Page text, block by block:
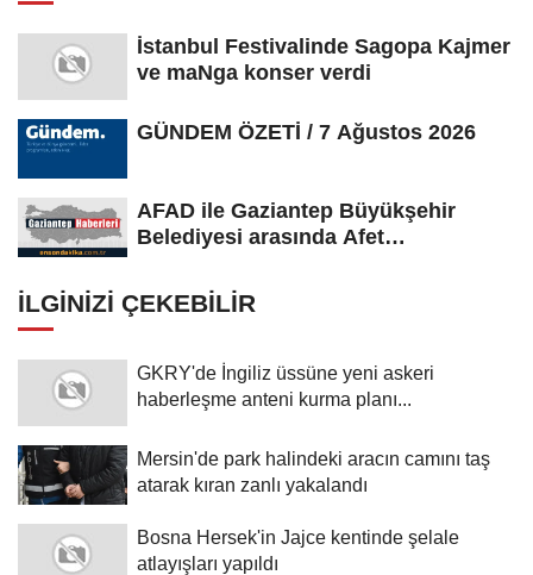
İstanbul Festivalinde Sagopa Kajmer
ve maNga konser verdi
GÜNDEM ÖZETİ / 7 Ağustos 2026
AFAD ile Gaziantep Büyükşehir
Belediyesi arasında Afet
İLGINIZI ÇEKEBILIR
GKRY'de İngiliz üssüne yeni askeri
haberleşme anteni kurma planı...
Mersin'de park halindeki aracın camını taş
atarak kıran zanlı yakalandı
Bosna Hersek'in Jajce kentinde şelale
atlayışları yapıldı